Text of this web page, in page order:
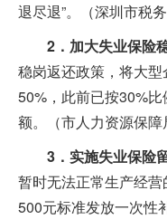
退尽退”。（深圳市税
2．加大失业保险
稳岗返还政策，将大
50%，此前已按30%
额。（市人力资源保障
3．实施失业保险
暂时无法正常生产经
500元标准发放一次性